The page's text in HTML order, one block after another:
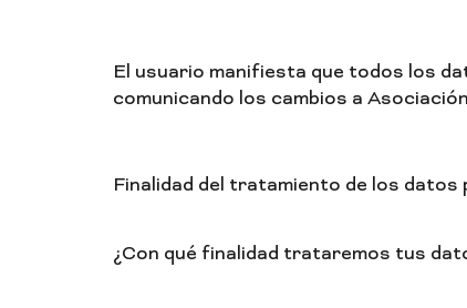
El usuario manifiesta que todos los
comunicando los cambios a
Finalidad del tratamiento de los datos
¿Con qué finalidad trataremos tus